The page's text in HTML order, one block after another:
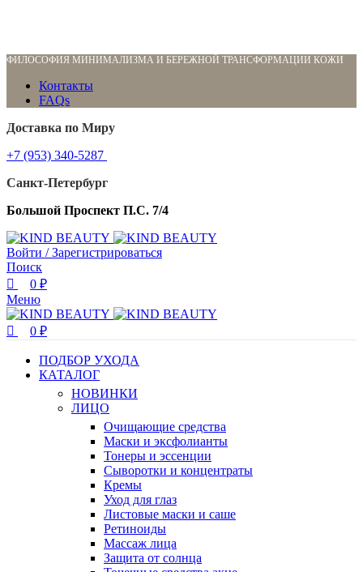
ФИЛОСОФИЯ МИНИМАЛИЗМА И БЕРЕЖНОЙ ТРАНСФОРМАЦИИ КОЖИ
Контакты
FAQs
Доставка по Миру
+7 (953) 340-5287
Санкт-Петербург
Большой Проспект П.С. 7/4
Войти / Зарегистрироваться
Поиск
0 ₽
Меню
0 ₽
ПОДБОР УХОДА
КАТАЛОГ
НОВИНКИ
ЛИЦО
Очищающие средства
Маски и эксфолианты
Тонеры и эссенции
Сыворотки и концентраты
Кремы
Уход для глаз
Листовые маски и саше
Ретиноиды
Массаж лица
Защита от солнца